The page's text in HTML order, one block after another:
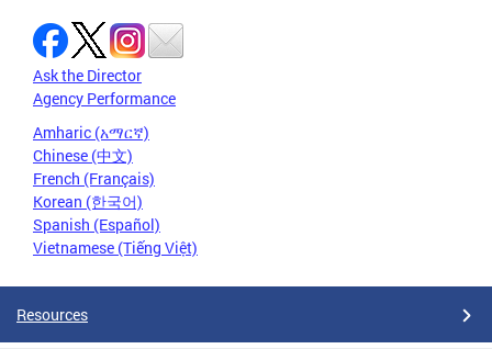
Ask the Director
Agency Performance
Amharic (አማርኛ)
Chinese (中文)
French (Français)
Korean (한국어)
Spanish (Español)
Vietnamese (Tiếng Việt)
Resources